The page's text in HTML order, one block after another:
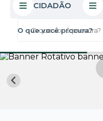
O que você procura?
CIDADÃO